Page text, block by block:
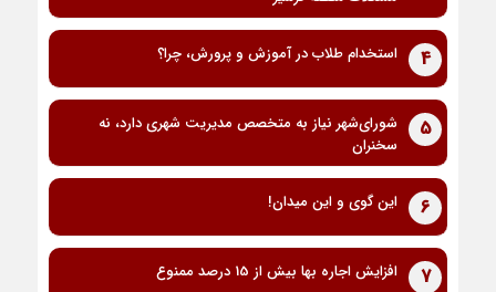
4 استخدام طلاب در آموزش و پرورش، چرا؟
5
شورای‌شهر نیاز به متخصص مدیریت شهری دارد، نه
سخنران
6 این گوی و این میدان!
7 افزایش اجاره بها بیش از 15 درصد ممنوع